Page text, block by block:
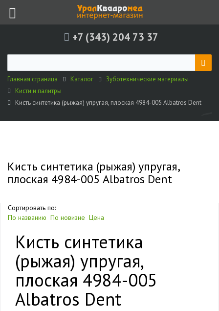
+7 (343) 204 73 37
Главная страница Каталог
Зуботехнические материалы
Кисти и палитры
Кисть синтетика (рыжая) упругая, плоская 4984-005 Albatros Dent
Кисть синтетика (рыжая) упругая,
плоская 4984-005 Albatros Dent
Сортировать по:
По названию По новизне Цена
Кисть синтетика
(рыжая) упругая,
плоская 4984-005
Albatros Dent